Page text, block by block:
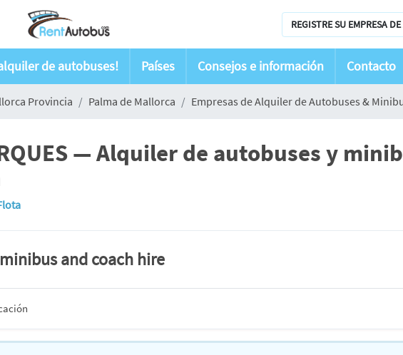
REGISTRE SU EMPRESA
de autobuses! Países Consejos e información Contacto
Provincia Palma de Mallorca Empresas de Alquiler de Autobuses &
— Alquiler de autobuses y
and coach hire